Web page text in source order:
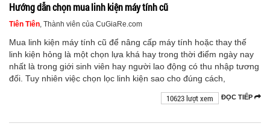
Hướng dẫn chọn mua linh kiện máy tính cũ
Tiên Tiên, Thành viên của CuGiaRe.com
Mua linh kiện máy tính cũ để nâng cấp máy tính hoặc thay thế
linh kiện hỏng là một chọn lựa khá hay trong thời điểm ngày nay
nhất là trong giới sinh viên hay người lao động có thu nhập tương
đối. Tuy nhiên việc chọn lọc linh kiện sao cho đúng cách,
ĐỌC TIẾP
10623 lượt xem